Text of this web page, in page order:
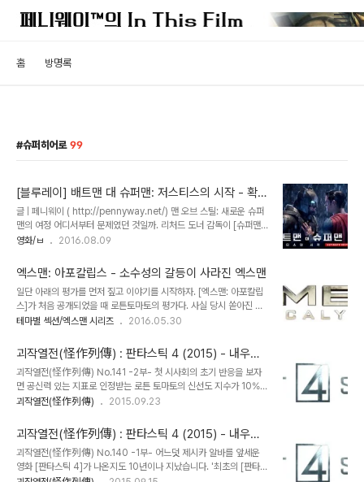
홈 방명록
슈퍼히어로 99
[블루레이] 배트맨 대 슈퍼맨: 저스티스의 시작 - 확장
판과 극장판의 차이
글 | 페니웨이 ( http://pennyway.net/) 맨 오브 스틸: 새로운 슈퍼
맨의 여정 어디서부터 문제였던 것일까. 리처드 도너 감독이 [슈퍼맨
2]에서 하차하고 리처드 래스터가 그 뒤를 이어 받으면서 부터였을까.
적]이 탄생한 그 순간이었을까. 그것도 아니면 팀 버튼의 [슈퍼맨 라이
브즈]가 좌초될 때부터 였을까. DC의 간판 히어로 ‘슈퍼맨’의 영화화
는 꽤 오랫동안 방향을 잡지 못하고 흔들리고 있었다. 특히나 브라이언
싱어가 [엑스맨]을 버리면서까지 만들고 싶어했던 팬심 가득한 헌정작
[슈퍼맨 리턴즈]는 기대 이하의 흥행성적으로 시리즈의 존속 여부를
그리 나쁘지..
영화/ㅂ 2016.08.09
엑스맨: 아포칼립스 - 소수성의 갈등이 사라진 엑스맨
일단 아래의 평가를 먼저 짚고 이야기를 시작하자. [엑스맨: 아포칼립
스]가 처음 공개되었을 때 로튼토마토의 평가다. 사실 당시 쏟아진 미
국 언론의 평가는 참혹했다. ‘[엑스맨 3]이 [엑스맨: 퍼스트 클래스]처
에게 [엑스맨]은 싱어에게’라는 우스개소리가 헛소리로 뒤바뀌는 순간
이었다. 과연 [엑스맨: 아포칼립스]는 [엑스맨] 시리즈 중 희대의 졸작
인 것일까? 현 상황을 보면 호불호는 상당히 극명하게 나타난다. 별로
좋은 징후는 아니다. 완성도에 대한 부분은 대체로 호의적이지만 영화
의 결말이나 방향에 대한 설왕설래가 오갔던 [캡틴 아메리카: 시빌 워]
가장 많이 떠오른다. ..
테마별 섹션/엑스맨 시리즈 2016.05.30
괴작열전(怪作列傳) : 판타스틱 4 (2015) - 내우외
환의 총체적 난국 (2부)
괴작열전(怪作列傳) No.141 -2부- 첫 시사회의 초기 반응을 보자
면 공신력 있는 지표로 인정받는 로튼 토마토의 신선도 지수가 10%를
찍는 등 굉장히 불안한 출발을 보인 건 충분히 예상 가능한 상황이었습
반응에서부터 "드디어 [그린랜턴]을 능가할 영화가 나왔구나", "이 영
화의 최고 명장면은 시작할 때 뜨는 마블 로고다"라는 등 박스오피스
가 초토화될 분위기로 무르익습니다. 이렇게 시사회 직후 회의적인 반
응이 치솟고 있음에도 영화가 개봉하기 직전 각본가 사이먼 킨버그는
괴작열전(怪作列傳) 2015.09.23
괴작열전(怪作列傳) : 판타스틱 4 (2015) - 내우외
환의 총체적 난국 (1부)
괴작열전(怪作列傳) No.140 -1부- 어느덧 제시카 알바를 앞세운
영화 [판타스틱 4]가 나온지도 10년이나 지났습니다. '최초의 [판타스